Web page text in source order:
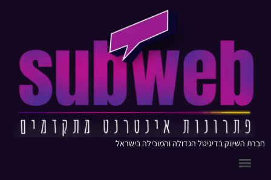
חברת השיווק בדיגיטל הגדולה והמובילה בישראל